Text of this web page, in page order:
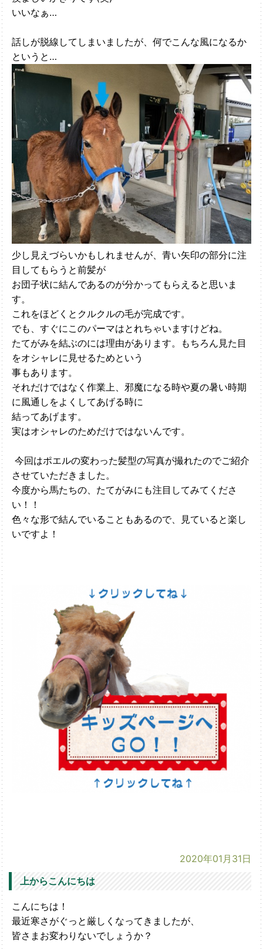
いいなぁ…
話しが脱線してしまいましたが、何でこんな風になるか
というと…
少し見えづらいかもしれませんが、青い矢印の部分に注
目してもらうと前髪が
お団子状に結んであるのが分かってもらえると思いま
す。
これをほどくとクルクルの毛が完成です。
でも、すぐにこのパーマはとれちゃいますけどね。
たてがみを結ぶのには理由があります。もちろん見た目
をオシャレに見せるためという
事もあります。
それだけではなく作業上、邪魔になる時や夏の暑い時期
に風通しをよくしてあげる時に
結ってあげます。
実はオシャレのためだけではないんです。
今回はポエルの変わった髪型の写真が撮れたのでご紹介
させていただきました。
今度から馬たちの、たてがみにも注目してみてくださ
い！！
色々な形で結んでいることもあるので、見ていると楽し
いですよ！
2020年01月31日
上からこんにちは
こんにちは！
最近寒さがぐっと厳しくなってきましたが、
皆さまお変わりないでしょうか？